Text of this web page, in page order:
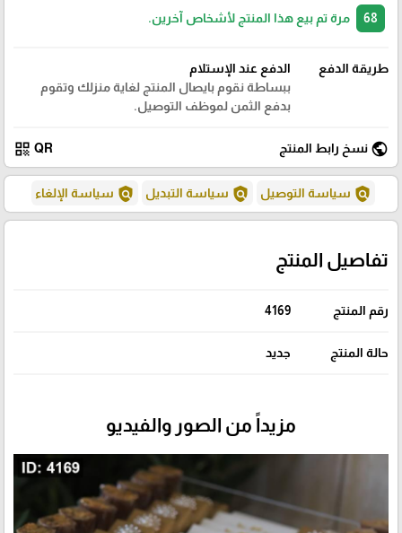
مرة تم بيع هذا المنتج لأشخاص آخرين.
طريقة الدفع
الدفع عند الإستلام
ببساطة نقوم بايصال المنتج لغاية منزلك وتقوم
بدفع الثمن لموظف التوصيل.
public نسخ رابط المنتج QR
qr_code
policy سياسة التوصيل policy سياسة التبديل policy سياسة الإلغاء
تفاصيل المنتج
رقم المنتج 4169
حالة المنتج جديد
مزيداً من الصور والفيديو